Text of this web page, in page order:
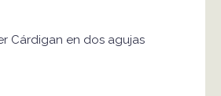
Cárdigan en dos agujas